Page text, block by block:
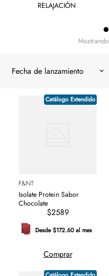
RELAJACIÓN
Mostrando
Fecha de lanzamiento
Catálogo Extendido
F&NT
Isolate Protein Sabor
Chocolate
$2589
Desde $172.60 al mes
Comprar